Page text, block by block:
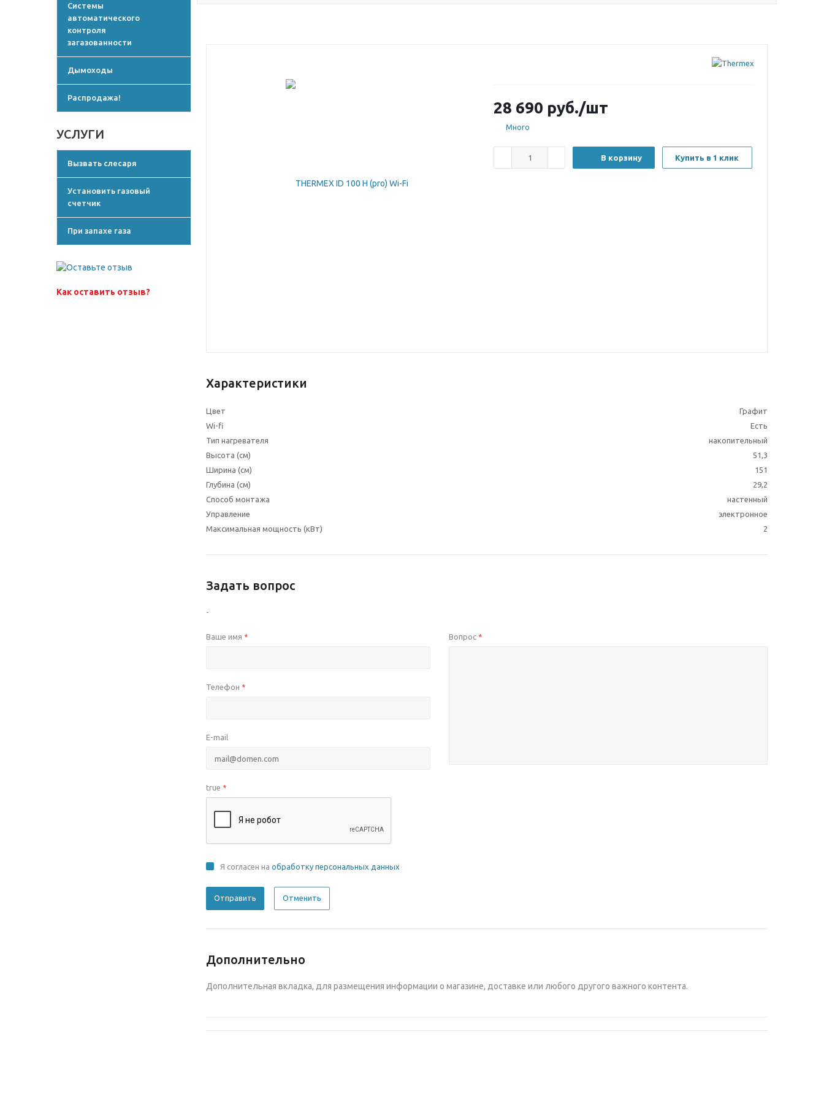
Системы
автоматического
контроля
загазованности
Дымоходы
Распродажа!
УСЛУГИ
Вызвать слесаря
Установить газовый
счетчик
При запахе газа
Как оставить отзыв?
28 690 руб./шт
Много
В корзину Купить в 1 клик
Характеристики
Цвет
Графит
Wi-fi
Есть
Тип нагревателя
накопительный
Высота (см)
51,3
Ширина (см)
151
Глубина (см)
29,2
Способ монтажа
настенный
Управление
электронное
Максимальная мощность (кВт)
2
Задать вопрос
-
Ваше имя *
Телефон *
E-mail
Вопрос *
true *
Я согласен на обработку персональных данных
Отменить
Дополнительно
Дополнительная вкладка, для размещения информации о магазине, доставке или любого другого важного контента.